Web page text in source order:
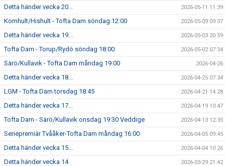
Detta händer vecka 20... 2026-05-11 11:39
Kornhult/Hishult - Tofta Dam söndag 12:00 2026-05-09 09:37
Detta händer vecka 19... 2026-05-03 20:59
Tofta Dam - Torup/Rydö söndag 18:00 2026-05-02 07:34
Särö/Kullavik - Tofta Dam måndag 19:00 2026-04-26
Detta händer vecka 18... 2026-04-25 07:34
LGM - Tofta Dam torsdag 18:45 2026-04-21 14:28
Detta händer vecka 17... 2026-04-19 10:47
Tofta Dam - Särö/Kullavik onsdag 19:30 Veddige 2026-04-13 12:35
Seriepremiär Tvååker-Tofta Dam måndag 16:00 2026-04-05 09:45
Detta händer vecka 15... 2026-04-04 10:26
Detta händer vecka 14 2026-03-29 21:42